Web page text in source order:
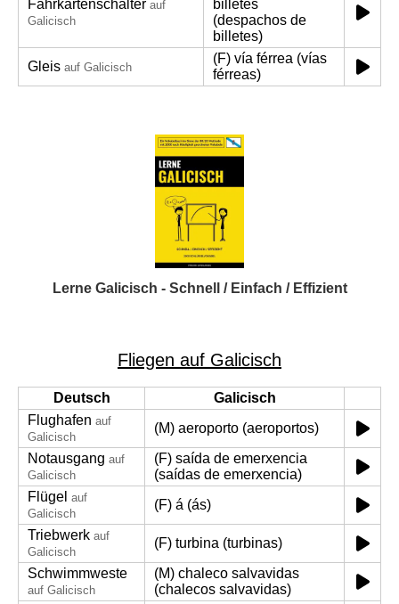
Fahrkartenschalter auf
Galicisch
billetes
(despachos de
billetes)
Gleis auf Galicisch
(F) vía férrea (vías
férreas)
Lerne Galicisch - Schnell / Einfach / Effizient
Fliegen auf Galicisch
Deutsch
Galicisch
Flughafen auf
Galicisch
(M) aeroporto (aeroportos)
Notausgang auf
Galicisch
(F) saída de emerxencia
(saídas de emerxencia)
Flügel auf
Galicisch
(F) á (ás)
Triebwerk auf
Galicisch
(F) turbina (turbinas)
Schwimmweste
auf Galicisch
(M) chaleco salvavidas
(chalecos salvavidas)